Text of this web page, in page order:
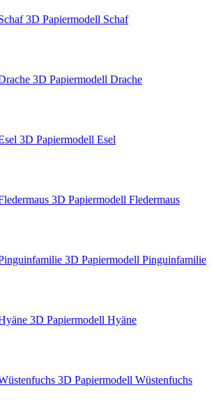
3D Papiermodell Schaf
3D Papiermodell Drache
3D Papiermodell Esel
3D Papiermodell Fledermaus
3D Papiermodell Pinguinfamilie
3D Papiermodell Hyäne
3D Papiermodell Wüstenfuchs